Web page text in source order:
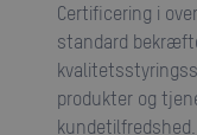
Certificering i
standard
produkter og
kundetilfredshed.